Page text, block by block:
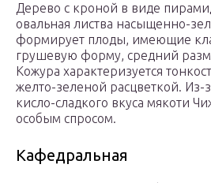
Дерево с кроной в виде
овальная листва насыщенно-
формирует плоды, имеющие
грушевую форму, средний
Кожура характеризуется
желто-зеленой расцветкой. Из-
кисло-сладкого вкуса мякоти
особым спросом.
Кафедральная